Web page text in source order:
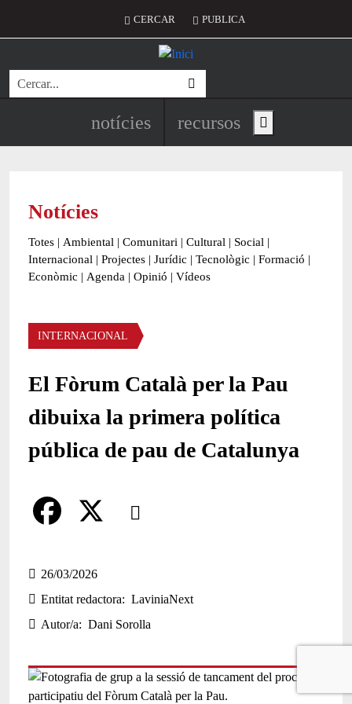
Menú del compte d'usuari
CERCAR PUBLICA
Cerca
Navegació principal de
notícies recursos Show main menu
Notícies
Totes | Ambiental | Comunitari | Cultural | Social |
Internacional | Projectes | Jurídic | Tecnològic | Formació |
Econòmic | Agenda | Opinió | Vídeos
Àmbit de la notícia
INTERNACIONAL
El Fòrum Català per la Pau
dibuixa la primera política
pública de pau de Catalunya
Comparteix
a
c
e
o
26/03/2026
Entitat redactora
LaviniaNext
Autor/a
Dani Sorolla